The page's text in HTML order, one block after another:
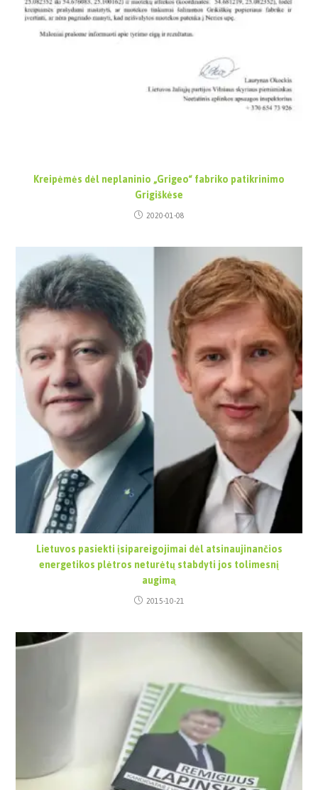
Kreipėmės dėl neplaninio „Grigeo“ fabriko patikrinimo
Grigiškėse
2020-01-08
Lietuvos pasiekti įsipareigojimai dėl atsinaujinančios
energetikos plėtros neturėtų stabdyti jos tolimesnį
augimą
2015-10-21